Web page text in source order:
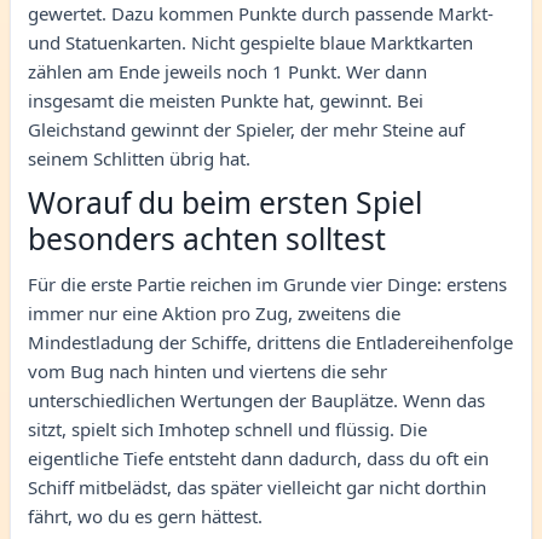
gewertet. Dazu kommen Punkte durch passende Markt-
und Statuenkarten. Nicht gespielte blaue Marktkarten
zählen am Ende jeweils noch 1 Punkt. Wer dann
insgesamt die meisten Punkte hat, gewinnt. Bei
Gleichstand gewinnt der Spieler, der mehr Steine auf
seinem Schlitten übrig hat.
Worauf du beim ersten Spiel
besonders achten solltest
Für die erste Partie reichen im Grunde vier Dinge: erstens
immer nur eine Aktion pro Zug, zweitens die
Mindestladung der Schiffe, drittens die Entladereihenfolge
vom Bug nach hinten und viertens die sehr
unterschiedlichen Wertungen der Bauplätze. Wenn das
sitzt, spielt sich Imhotep schnell und flüssig. Die
eigentliche Tiefe entsteht dann dadurch, dass du oft ein
Schiff mitbelädst, das später vielleicht gar nicht dorthin
fährt, wo du es gern hättest.